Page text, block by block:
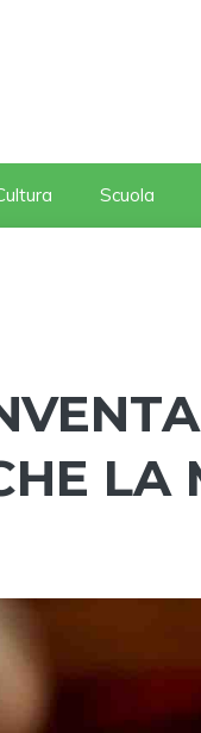
Scuola
LA